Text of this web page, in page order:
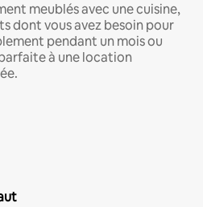
meublés avec une cuisine,
dont vous avez besoin pour
pendant un mois ou
à une location